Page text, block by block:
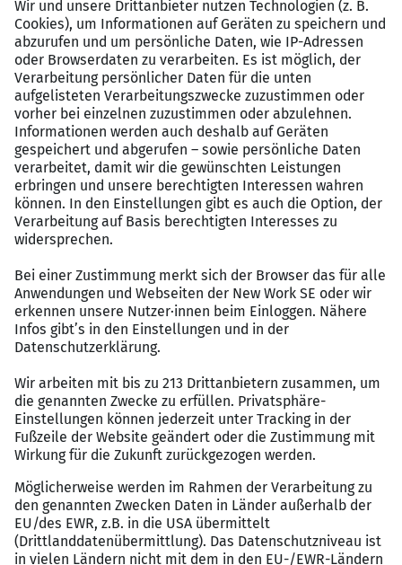
Erstellung von Jahresabschlüssen
Unterstützung bei der Erstellung von
Steuererklärungen
Profil
Abgeschlossene kaufmännische Ausbildung oder
ein Studium im Bereich Betriebswirtschaft
Erste Erfahrungen in der Bilanzbuchhaltung von
Vorteil
Teamgeist, hohe Motivation und eine präzise
Arbeitsweise
Gute Kenntnisse im Umgang mit MS Office,
Perspektiven
Langfristige Perspektivenbei einem
renommierten Unternehmen
Unterstützung durch erfahrene Kollegen
Förderung Ihrer Karriere